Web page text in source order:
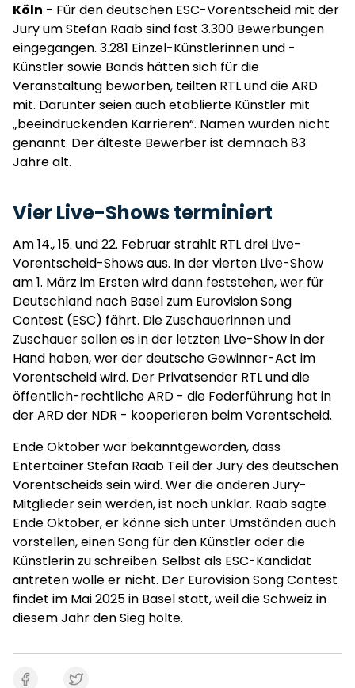
Köln - Für den deutschen ESC-Vorentscheid mit der
Jury um Stefan Raab sind fast 3.300 Bewerbungen
eingegangen. 3.281 Einzel-Künstlerinnen und -
Künstler sowie Bands hätten sich für die
Veranstaltung beworben, teilten RTL und die ARD
mit. Darunter seien auch etablierte Künstler mit
„beeindruckenden Karrieren“. Namen wurden nicht
genannt. Der älteste Bewerber ist demnach 83
Jahre alt.
Vier Live-Shows terminiert
Am 14., 15. und 22. Februar strahlt RTL drei Live-
Vorentscheid-Shows aus. In der vierten Live-Show
am 1. März im Ersten wird dann feststehen, wer für
Deutschland nach Basel zum Eurovision Song
Contest (ESC) fährt. Die Zuschauerinnen und
Zuschauer sollen es in der letzten Live-Show in der
Hand haben, wer der deutsche Gewinner-Act im
Vorentscheid wird. Der Privatsender RTL und die
öffentlich-rechtliche ARD - die Federführung hat in
der ARD der NDR - kooperieren beim Vorentscheid.
Ende Oktober war bekanntgeworden, dass
Entertainer Stefan Raab Teil der Jury des deutschen
Vorentscheids sein wird. Wer die anderen Jury-
Mitglieder sein werden, ist noch unklar. Raab sagte
Ende Oktober, er könne sich unter Umständen auch
vorstellen, einen Song für den Künstler oder die
Künstlerin zu schreiben. Selbst als ESC-Kandidat
antreten wolle er nicht. Der Eurovision Song Contest
findet im Mai 2025 in Basel statt, weil die Schweiz in
diesem Jahr den Sieg holte.